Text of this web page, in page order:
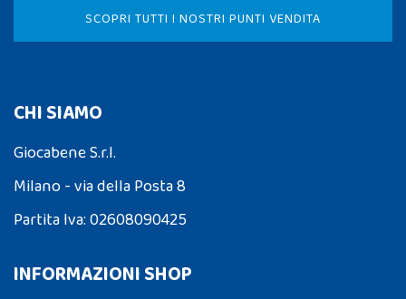
SCOPRI TUTTI I NOSTRI PUNTI VENDITA
CHI SIAMO
Giocabene S.r.l.
Milano - via della Posta 8
Partita Iva: 02608090425
INFORMAZIONI SHOP